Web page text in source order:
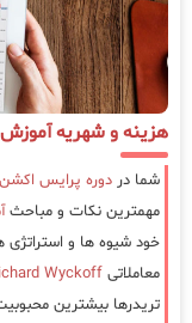
هزینه و شهریه
شما در دوره پرایس اکشن
مهمترین نکات و مباحث
خود شیوه ها و استراتژی
معاملاتی Wyckoff
تریدرها بیشترین